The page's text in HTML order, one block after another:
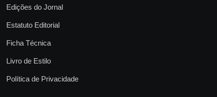
Edições do Jornal
Estatuto Editorial
Ficha Técnica
Livro de Estilo
Política de Privacidade